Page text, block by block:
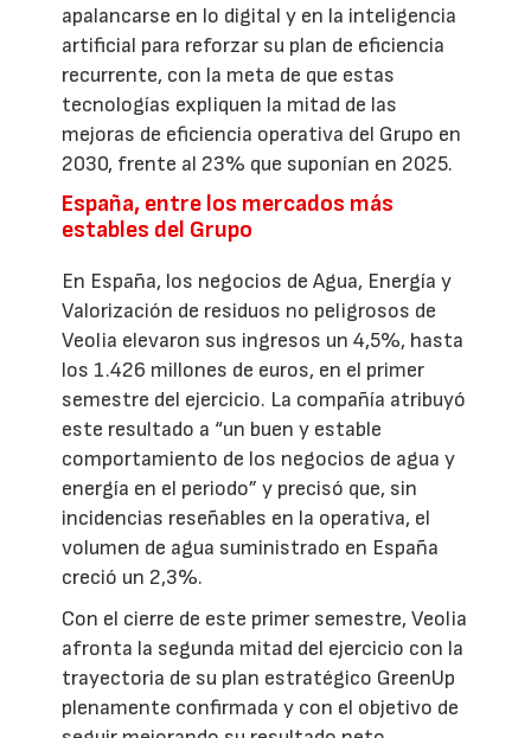
apalancarse en lo digital y en la inteligencia
artificial para reforzar su plan de eficiencia
recurrente, con la meta de que estas
tecnologías expliquen la mitad de las
mejoras de eficiencia operativa del Grupo en
2030, frente al 23% que suponían en 2025.
España, entre los mercados más
estables del Grupo
En España, los negocios de Agua, Energía y
Valorización de residuos no peligrosos de
Veolia elevaron sus ingresos un 4,5%, hasta
los 1.426 millones de euros, en el primer
semestre del ejercicio. La compañía atribuyó
este resultado a “un buen y estable
comportamiento de los negocios de agua y
energía en el periodo” y precisó que, sin
incidencias reseñables en la operativa, el
volumen de agua suministrado en España
creció un 2,3%.
Con el cierre de este primer semestre, Veolia
afronta la segunda mitad del ejercicio con la
trayectoria de su plan estratégico GreenUp
plenamente confirmada y con el objetivo de